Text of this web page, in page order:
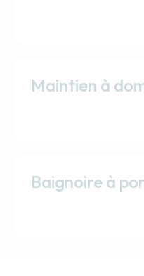
Maintien à
Baignoire à